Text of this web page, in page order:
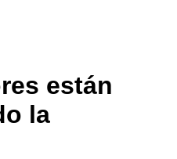
están
la